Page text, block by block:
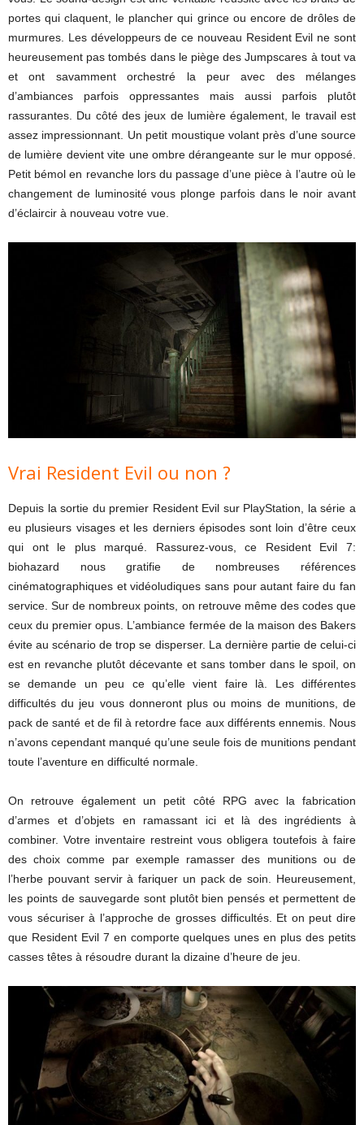
portes qui claquent, le plancher qui grince ou encore de drôles de
murmures. Les développeurs de ce nouveau Resident Evil ne sont
heureusement pas tombés dans le piège des Jumpscares à tout va
et ont savamment orchestré la peur avec des mélanges
d’ambiances parfois oppressantes mais aussi parfois plutôt
rassurantes. Du côté des jeux de lumière également, le travail est
assez impressionnant. Un petit moustique volant près d’une source
de lumière devient vite une ombre dérangeante sur le mur opposé.
Petit bémol en revanche lors du passage d’une pièce à l’autre où le
changement de luminosité vous plonge parfois dans le noir avant
d’éclaircir à nouveau votre vue.
Vrai Resident Evil ou non ?
Depuis la sortie du premier Resident Evil sur PlayStation, la série a
eu plusieurs visages et les derniers épisodes sont loin d’être ceux
qui ont le plus marqué. Rassurez-vous, ce Resident Evil 7:
biohazard nous gratifie de nombreuses références
cinématographiques et vidéoludiques sans pour autant faire du fan
service. Sur de nombreux points, on retrouve même des codes que
ceux du premier opus. L’ambiance fermée de la maison des Bakers
évite au scénario de trop se disperser. La dernière partie de celui-ci
est en revanche plutôt décevante et sans tomber dans le spoil, on
se demande un peu ce qu’elle vient faire là. Les différentes
difficultés du jeu vous donneront plus ou moins de munitions, de
pack de santé et de fil à retordre face aux différents ennemis. Nous
n’avons cependant manqué qu’une seule fois de munitions pendant
toute l’aventure en difficulté normale.
On retrouve également un petit côté RPG avec la fabrication
d’armes et d’objets en ramassant ici et là des ingrédients à
combiner. Votre inventaire restreint vous obligera toutefois à faire
des choix comme par exemple ramasser des munitions ou de
l’herbe pouvant servir à fariquer un pack de soin. Heureusement,
les points de sauvegarde sont plutôt bien pensés et permettent de
vous sécuriser à l’approche de grosses difficultés. Et on peut dire
que Resident Evil 7 en comporte quelques unes en plus des petits
casses têtes à résoudre durant la dizaine d’heure de jeu.